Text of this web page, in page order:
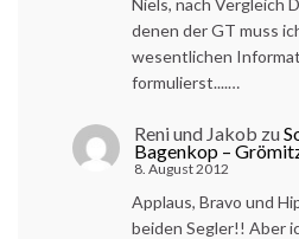
Niels, nach Vergleich
denen der GT muss
wesentlichen
formulierst....…
Reni und Jakob zu
Bagenkop –
8. August 2012
Applaus, Bravo und
beiden Segler!! Aber